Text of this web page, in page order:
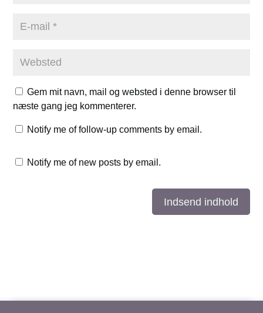
Gem mit navn, mail og websted i denne browser til
næste gang jeg kommenterer.
Notify me of follow-up comments by email.
Notify me of new posts by email.
Indsend indhold